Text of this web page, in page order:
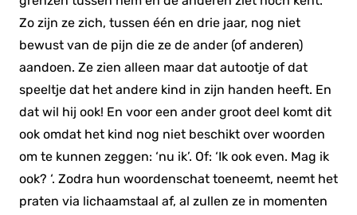
Zo zijn ze zich, tussen één en drie jaar, nog niet
bewust van de pijn die ze de ander (of anderen)
aandoen. Ze zien alleen maar dat autootje of dat
speeltje dat het andere kind in zijn handen heeft. En
dat wil hij ook! En voor een ander groot deel komt dit
ook omdat het kind nog niet beschikt over woorden
om te kunnen zeggen: ‘nu ik’. Of: ‘Ik ook even. Mag ik
ook? ‘. Zodra hun woordenschat toeneemt, neemt het
praten via lichaamstaal af, al zullen ze in momenten